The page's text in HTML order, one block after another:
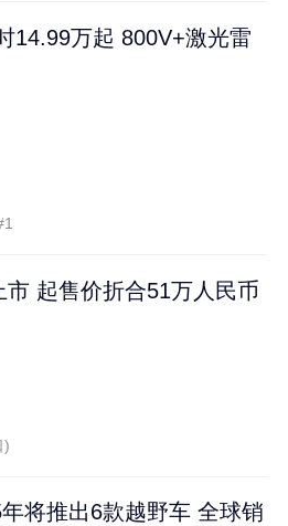
14.99万起 800V+激光雷
起售价折合51万人民币
)
将推出6款越野车 全球销